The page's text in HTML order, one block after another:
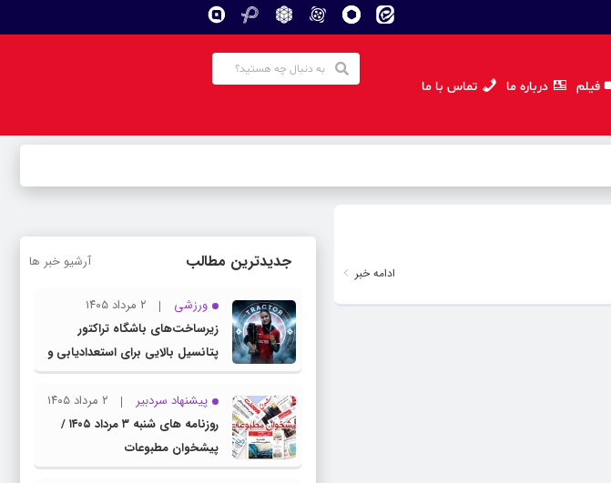
فیلم درباره ما تماس با ما
ادامه خبر
جدیدترین مطالب آرشیو خبر ها
ورزشی
۲ مرداد ۱۴۰۵
زیرساخت‌های باشگاه تراکتور
پتانسیل بالایی برای استعدادیابی و
تیمداری ورزش بانوان دارد
پیشنهاد سردبیر
۲ مرداد ۱۴۰۵
روزنامه های شنبه ۳ مرداد ۱۴۰۵ /
پیشخوان مطبوعات